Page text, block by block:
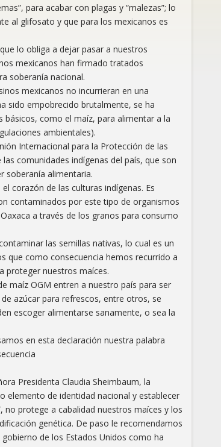
para acabar con plagas y “malezas”; lo
al glifosato y que para los mexicanos es
lo obliga a dejar pasar a nuestros
mexicanos han firmado tratados
soberanía nacional.
mexicanos no incurrieran en una
sido empobrecido brutalmente, se ha
como el maíz, para alimentar a la
ambientales).
Internacional para la Protección de las
comunidades indígenas del país, que son
soberanía alimentaria.
corazón de las culturas indígenas. Es
contaminados por este tipo de organismos
a través de los granos para consumo
las semillas nativas, lo cual es un
que como consecuencia hemos recurrido a
proteger nuestros maíces.
maíz OGM entren a nuestro país para ser
azúcar para refrescos, entre otros, se
escoger alimentarse sanamente, o sea la
en esta declaración nuestra palabra
Presidenta Claudia Sheimbaum, la
elemento de identidad nacional y establecer
protege a cabalidad nuestros maíces y los
genética. De paso le recomendamos
de los Estados Unidos como ha